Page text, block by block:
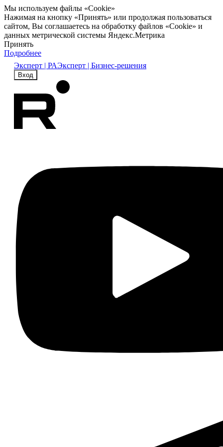
Мы используем файлы «Cookie»
Нажимая на кнопку «Принять» или продолжая пользоваться
сайтом, Вы соглашаетесь на обработку файлов «Cookie» и
данных метрической системы Яндекс.Метрика
Принять
Подробнее
Эксперт | РАЭксперт | Бизнес-решения
Вход